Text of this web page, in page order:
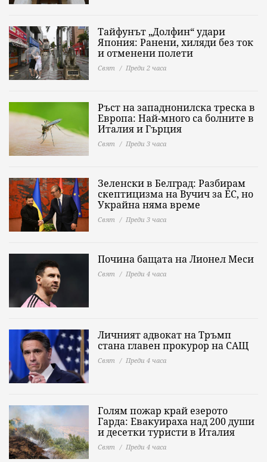
Тайфунът „Долфин“ удари
Япония: Ранени, хиляди без ток
и отменени полети
Свят Преди 2 часа
Ръст на западнонилска треска в
Европа: Най-много са болните в
Италия и Гърция
Свят Преди 3 часа
Зеленски в Белград: Разбирам
скептицизма на Вучич за ЕС, но
Украйна няма време
Свят Преди 3 часа
Почина бащата на Лионел Меси
Свят Преди 4 часа
Личният адвокат на Тръмп
стана главен прокурор на САЩ
Свят Преди 4 часа
Голям пожар край езерото
Гарда: Евакуираха над 200 души
и десетки туристи в Италия
Свят Преди 4 часа